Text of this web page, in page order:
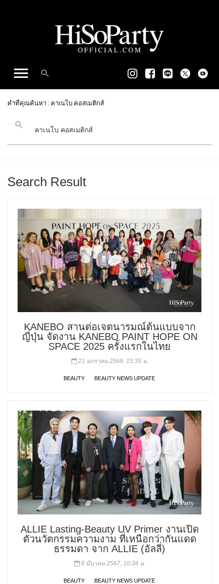
คำที่คุณค้นหา : คาเนโบ คอสเมติกส์
Search Result
KANEBO สานต่อเจตนารมณ์ต้นแบบจาก
ญี่ปุ่น จัดงาน KANEBO PAINT HOPE ON
SPACE 2025 ครั้งแรกในไทย
21 มกราคม 2568, 15:35 น.
BEAUTY BEAUTY NEWS UPDATE
ALLIE Lasting-Beauty UV Primer งานเปิด
ตัวนวัตกรรมความงาม ที่เหนือกว่ากันแดด
ธรรมดา จาก ALLIE (อัลลี่)
8 มีนาคม 2567, 10:34 น.
BEAUTY BEAUTY NEWS UPDATE